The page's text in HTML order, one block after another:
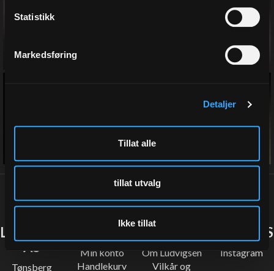
Statistikk
Markedsføring
Detaljer
Tillat alle
tillat utvalg
Ikke tillat
LUDVIGSEN
AS
Tønsberg
Min konto
Handlekurv
Om Ludvigsen
Vilkår og
FØLG OSS
Instagram